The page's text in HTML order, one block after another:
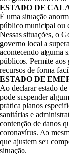
ESTADO DE
É uma situação
público municipal ou
Nessas situações, o
governo local a
acontecendo alguma
públicos. Permite aos
recursos de forma
ESTADO DE
Ao declarar estado
pode suspender
prática planos
sanitárias e
contenção de danos
coronavírus. Ao
que ajustem seu
situação.